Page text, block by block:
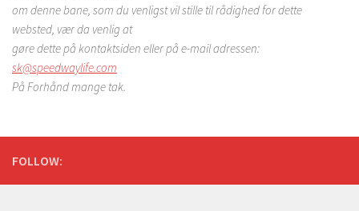
om denne bane, som du venligst vil stille til rådighed for dette
websted, vær da venlig at
gøre dette på kontaktsiden eller på e-mail adressen:
sk@speedwaylife.com
På Forhånd mange tak.
FOLLOW: